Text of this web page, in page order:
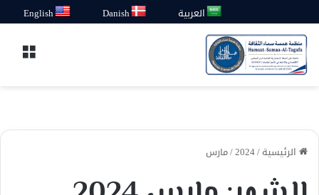
العربية Danish
English
الرئيسية/
2024
/مارس